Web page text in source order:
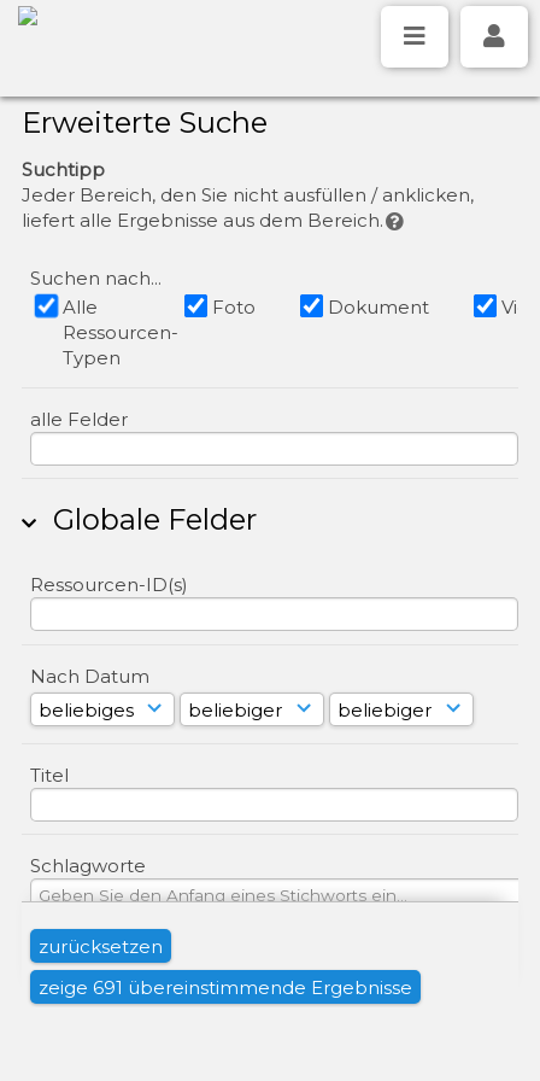
Erweiterte Suche
Suchtipp
Jeder Bereich, den Sie nicht ausfüllen / anklicken,
liefert alle Ergebnisse aus dem Bereich.
Suchen nach...
Alle
Ressourcen-
Typen
Foto Dokument
alle Felder
Globale Felder
Ressourcen-ID(s)
Nach Datum
Titel
Schlagworte
Aufnahmeort